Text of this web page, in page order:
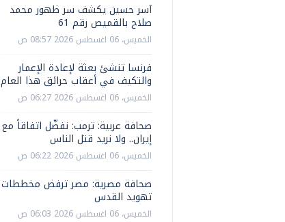
آسر حسين يكشف سر ظهور محمد
صلاح بالقميص رقم 61
الخميس، 06 اغسطس 2026 08:57 ص
فرنسا تنشئ بعثة لإعادة الإعمار
والتكيف في أعقاب حرائق هذا العام
الخميس، 06 اغسطس 2026 06:27 ص
صحافة عربية: ترمب: نفضّل اتفاقاً مع
إيران.. ولا نريد قتل الناس
الخميس، 06 اغسطس 2026 06:22 ص
صحافة مصرية: مصر ترفض مخططات
تهويد القدس
الخميس، 06 اغسطس 2026 06:03 ص